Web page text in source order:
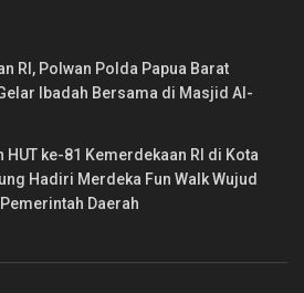
RI, Polwan Polda Papua Barat
Ibadah Bersama di Masjid Al-
ke-81 Kemerdekaan RI di Kota
Hadiri Merdeka Fun Walk Wujud
Daerah